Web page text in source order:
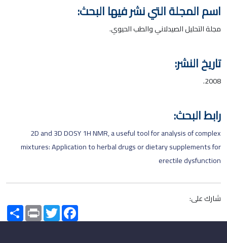
اسم المجلة التي نشر فيها البحث:
مجلة التحليل الصيدلاني والطب الحيوي.
تاريخ النشر:
2008.
رابط البحث:
2D and 3D DOSY 1H NMR, a useful tool for analysis of complex
mixtures: Application to herbal drugs or dietary supplements for
erectile dysfunction
شارك على:
Share PrintTwitterFacebook